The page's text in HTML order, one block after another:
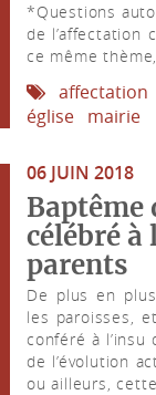
*Questions
de l’affectation
ce même
affectation
église mairie
06 JUIN 2018
Baptême
célébré à
parents
De plus en
les paroisses,
conféré à
de l’évolution
ou ailleurs,